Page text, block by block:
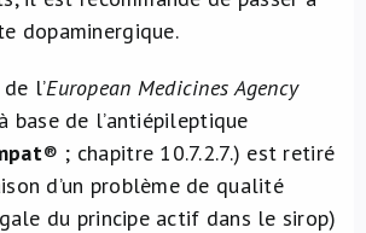
dopaminergique.
l’European Medicines Agency
à base de l’antiépileptique
® ; chapitre 10.7.2.7.) est retiré
d’un problème de qualité
du principe actif dans le sirop)